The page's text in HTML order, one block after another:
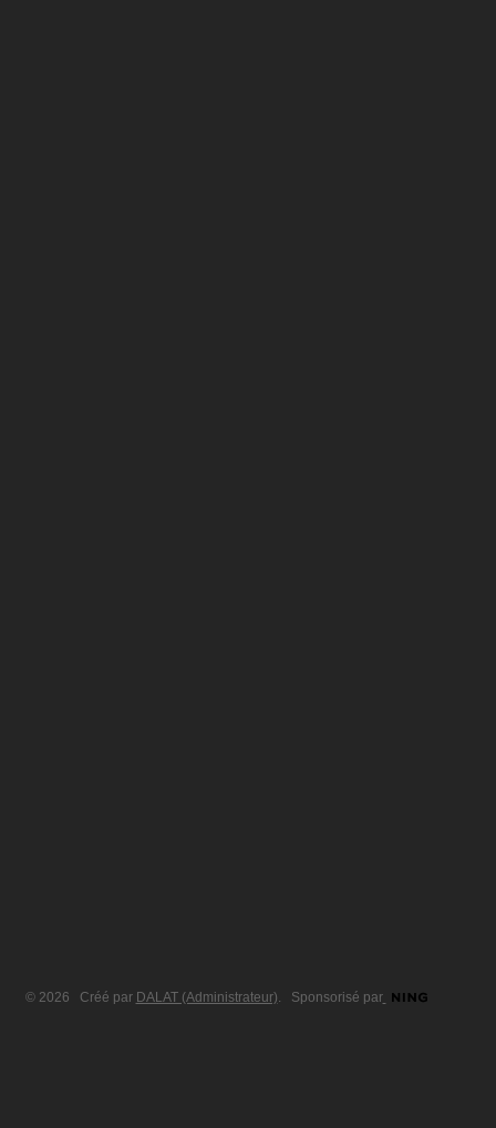
© 2026 Créé par DALAT (Administrateur). Sponsorisé par